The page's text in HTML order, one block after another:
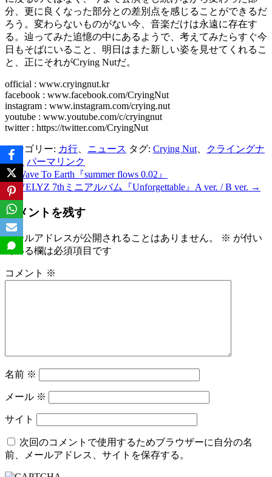
分、更に良くなった部分との差別点を感じることができるだ
ろう。変わらないものがない今、音楽だけは永遠に存在す
る。辿ってみた追憶の中にあるようで、考えてみたらすぐ今
日もそばにいること、明日はまた新しい姿を見せてくれるこ
と、正にそれがCrying Nutだ。
official : www.cryingnut.kr
facebook : www.facebook.com/CryingNut
instagram : www.instagram.com/crying.nut
youtube : www.youtube.com/c/cryingnut
twitter : https://twitter.com/CryingNut
カテゴリー: カ行 ニュース タグ: Crying Nut
クライングナ
ッツ パーマリンク
投
稿
ナ
ビ
ゲ
ー
←Wave To Earth『summer flows 0.02』
LOVELYZ 7thミニアルバム『Unforgettable』A ver. / B ver. →
コメントを残す
メールアドレスが公開されることはありません。 ※ が付い
ている欄は必須項目です
コメント ※
名前 ※
メール ※
サイト
次回のコメントで使用するためブラウザーに自分の名
前、メールアドレス、サイトを保存する。